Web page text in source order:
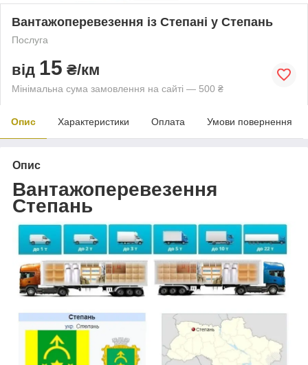
Вантажоперевезення із Степані у Степань
Послуга
від 15 ₴/км
Мінімальна сума замовлення на сайті — 500 ₴
Опис Характеристики Оплата Умови повернення
Опис
Вантажоперевезення
Степань